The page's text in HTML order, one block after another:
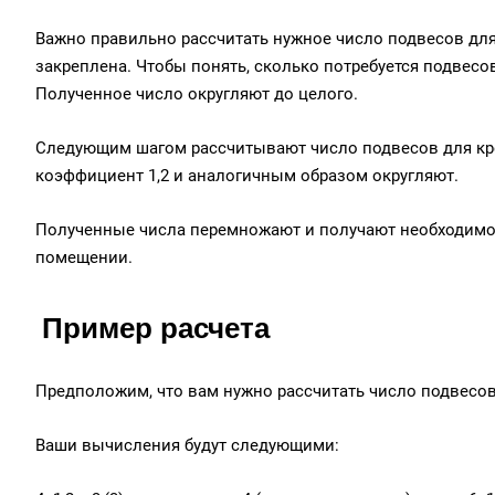
Важно правильно рассчитать нужное число подвесов
закреплена. Чтобы понять, сколько потребуется
Полученное число округляют до целого.
Следующим шагом рассчитывают число подвесов для
коэффициент 1,2 и аналогичным образом округляют.
Полученные числа перемножают и получают
помещении.
Пример расчета
Предположим, что вам нужно рассчитать число
Ваши вычисления будут следующими: